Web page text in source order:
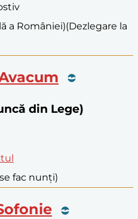
a României)(Dezlegare la
din Lege)
fac nunți)